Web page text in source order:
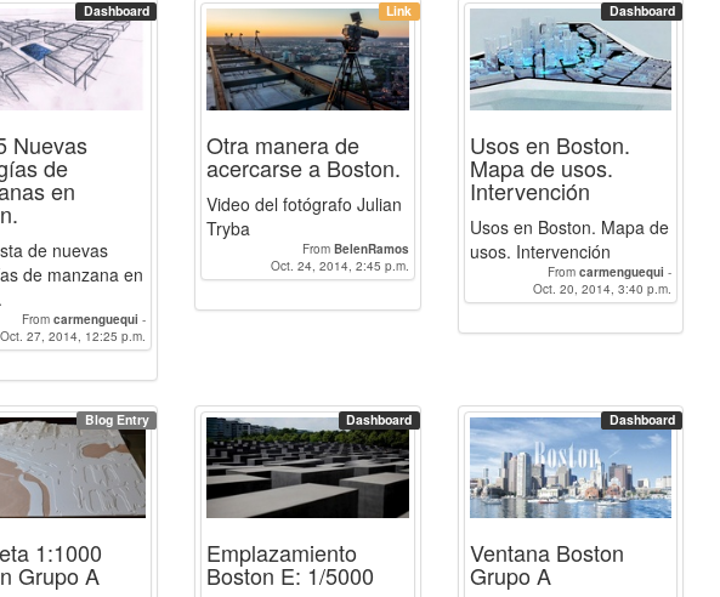
Dashboard
Nuevas
de
en
de nuevas
de manzana en
From carmenguequi -
BelenRamos
Oct. 27, 2014, 12:25 p.m.
Link
Otra manera de
acercarse a Boston.
Video del fotógrafo Julian
Tryba
From BelenRamos
Oct. 24, 2014, 2:45 p.m.
Dashboard
Usos en Boston.
Mapa de usos.
Intervención
Usos en Boston. Mapa de
usos. Intervención
From carmenguequi -
BelenRamos
Oct. 20, 2014, 3:40 p.m.
Blog Entry
1:1000
Grupo A
Dashboard
Emplazamiento
Boston E: 1/5000
Dashboard
Ventana Boston
Grupo A